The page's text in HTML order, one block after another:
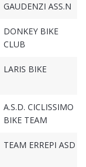
GAUDENZI ASS.N
DONKEY BIKE
CLUB
LARIS BIKE
A.S.D. CICLISSIMO
BIKE TEAM
TEAM ERREPI ASD